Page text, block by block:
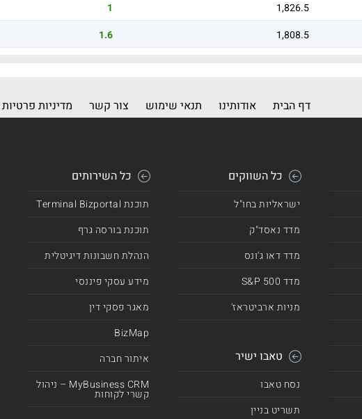
1,826.5
1
1,808.5
1.6
דף הבית אודותינו תנאי שימוש צור קשר מדיניות פרטיות
כל השווקים
ישראליות בחו"ל
מדד נאסד"ק
מדד דאו ג'ונס
מדד 500 S&P
מניות ארביטראז'
טאבו ישיר
נסח טאבו
תשריט בניין
כל השירותים
תוכנת Terminal Bizportal
תוכנת בורסה גרף
הנהלת חשבונות דיגיטלית
מידע עסקי פיננסי
מאגר פסקי דין
BizMap
איתור חברה
MyBusiness CRM – ניהול
קשרי לקוחות